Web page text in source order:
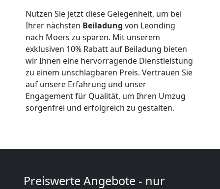
Nutzen Sie jetzt diese Gelegenheit, um bei
Ihrer nächsten Beiladung von Leonding
nach Moers zu sparen. Mit unserem
exklusiven 10% Rabatt auf Beiladung bieten
wir Ihnen eine hervorragende Dienstleistung
zu einem unschlagbaren Preis. Vertrauen Sie
auf unsere Erfahrung und unser
Engagement für Qualität, um Ihren Umzug
sorgenfrei und erfolgreich zu gestalten.
Preiswerte Angebote - nur
Leonding
Anfrage
Möbeltransport
National
Möbeltransport